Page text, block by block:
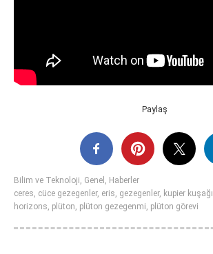
Paylaş
Bilim ve Teknoloji, Genel , Haberler
ceres, cüce gezegenler, eris, gezegenler, kupier kuşağı
horizons, plüton, plüton gezegenmi, plüton görevi